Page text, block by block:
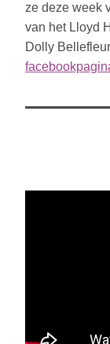
ze deze week
van het Lloyd